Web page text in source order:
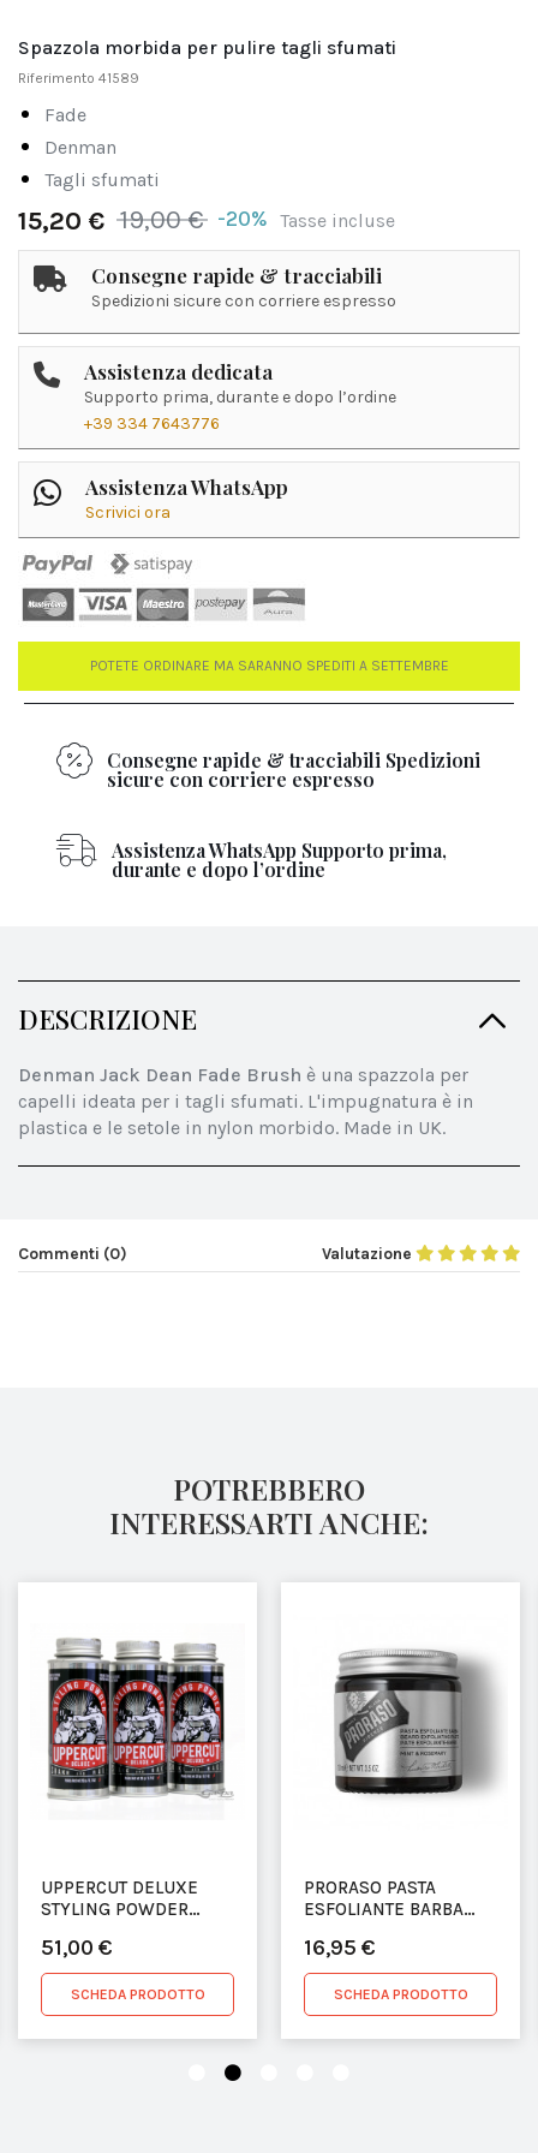
Spazzola morbida per pulire tagli sfumati
Riferimento 41589
fade
denman
tagli sfumati
15,20 € 19,00 € -20% Tasse incluse
POTETE ORDINARE MA SARANNO SPEDITI A SETTEMBRE
Consegne rapide & tracciabili
Spedizioni sicure con corriere espresso
Assistenza dedicata
Supporto prima, durante e dopo l’ordine
+39 334 7643776
Assistenza WhatsApp
Scrivici ora
Consegne rapide & tracciabili Spedizioni
sicure con corriere espresso
Assistenza WhatsApp Supporto prima,
durante e dopo l’ordine
DESCRIZIONE
Denman Jack Dean Fade Brush è una spazzola per
capelli ideata per i tagli sfumati. L'impugnatura è in
plastica e le setole in nylon morbido. Made in UK.
Valutazione
Commenti (0)
POTREBBERO
INTERESSARTI ANCHE:
UPPERCUT DELUXE
STYLING POWDER
51,00 €
SCHEDA PRODOTTO
PRORASO PASTA
ESFOLIANTE BARBA
16,95 €
SCHEDA PRODOTTO